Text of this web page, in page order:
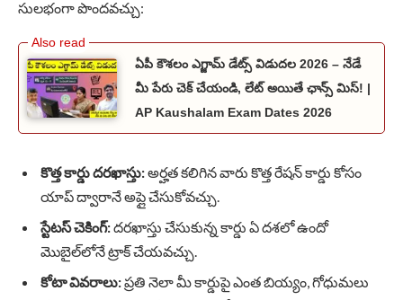
సులభంగా పొందవచ్చు:
ఏపీ కౌశలం ఎగ్జామ్ డేట్స్ విడుదల 2026 – నేడే
మీ పేరు చెక్ చేయండి, లేట్ అయితే ఛాన్స్ మిస్! |
AP Kaushalam Exam Dates 2026
కొత్త కార్డు దరఖాస్తు:అర్హత కలిగిన వారు కొత్త రేషన్ కార్డు కోసం
యాప్ ద్వారానే అప్లై చేసుకోవచ్చు.
స్టేటస్ చెకింగ్:దరఖాస్తు చేసుకున్న కార్డు ఏ దశలో ఉందో
మొబైల్‌లోనే ట్రాక్ చేయవచ్చు.
కోటా వివరాలు:ప్రతి నెలా మీ కార్డుపై ఎంత బియ్యం, గోధుమలు